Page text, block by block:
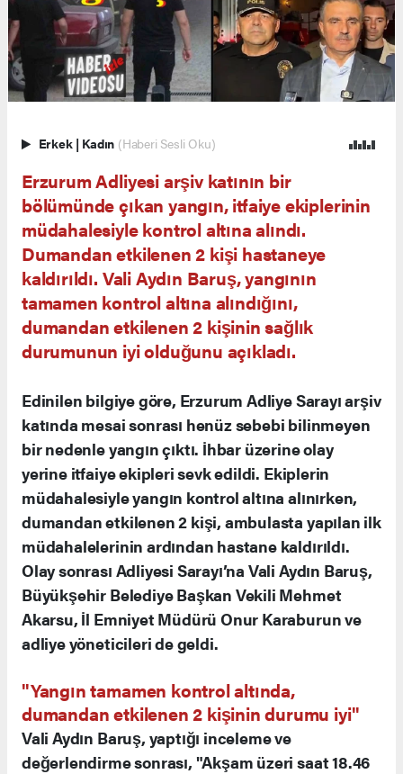
Erkek | Kadın (Haberi Sesli Oku)
Erzurum Adliyesi arşiv katının bir
bölümünde çıkan yangın, itfaiye ekiplerinin
müdahalesiyle kontrol altına alındı.
Dumandan etkilenen 2 kişi hastaneye
kaldırıldı. Vali Aydın Baruş, yangının
tamamen kontrol altına alındığını,
dumandan etkilenen 2 kişinin sağlık
durumunun iyi olduğunu açıkladı.
Edinilen bilgiye göre, Erzurum Adliye Sarayı arşiv
katında mesai sonrası henüz sebebi bilinmeyen
bir nedenle yangın çıktı. İhbar üzerine olay
yerine itfaiye ekipleri sevk edildi. Ekiplerin
müdahalesiyle yangın kontrol altına alınırken,
dumandan etkilenen 2 kişi, ambulasta yapılan ilk
müdahalelerinin ardından hastane kaldırıldı.
Olay sonrası Adliyesi Sarayı’na Vali Aydın Baruş,
Büyükşehir Belediye Başkan Vekili Mehmet
Akarsu, İl Emniyet Müdürü Onur Karaburun ve
adliye yöneticileri de geldi.
"Yangın tamamen kontrol altında,
dumandan etkilenen 2 kişinin durumu iyi"
Vali Aydın Baruş, yaptığı inceleme ve
değerlendirme sonrası, "Akşam üzeri saat 18.46